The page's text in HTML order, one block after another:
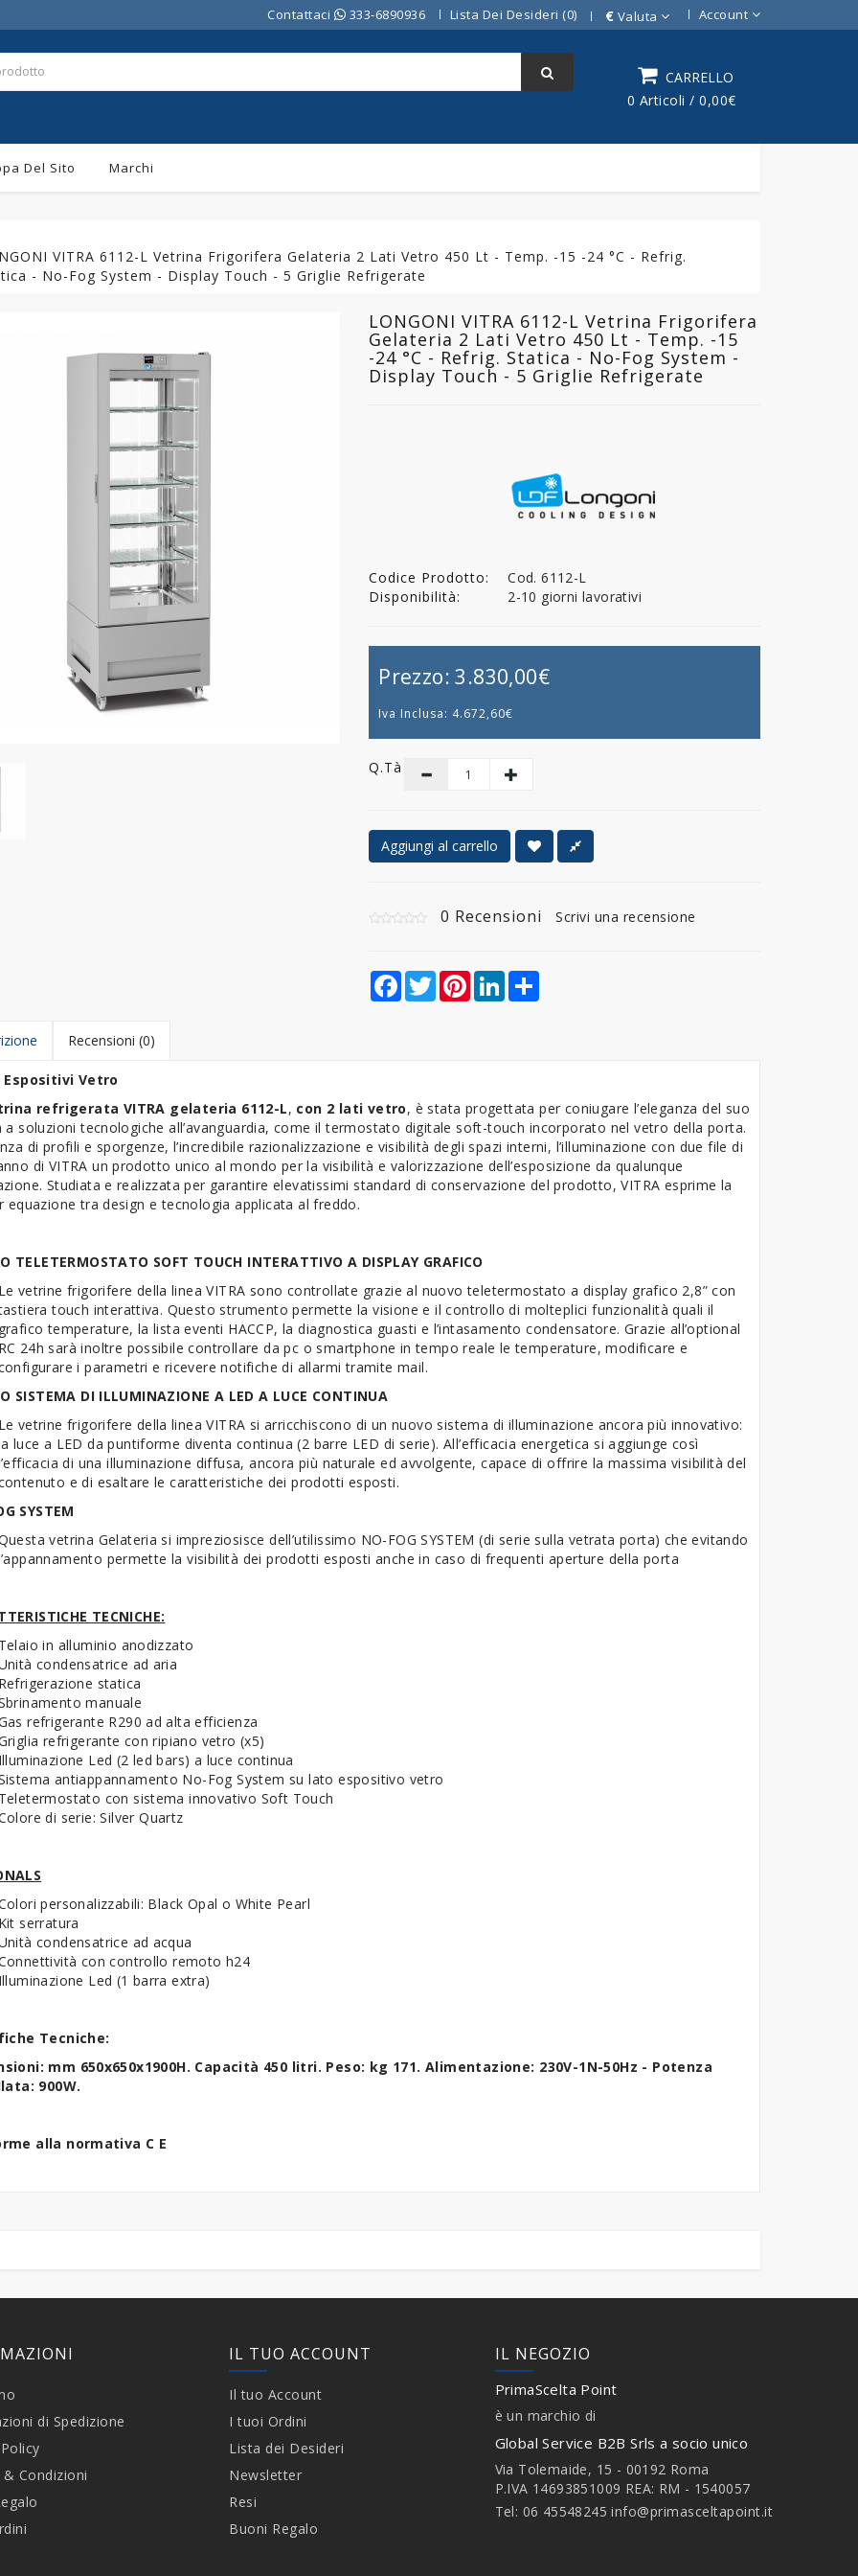
Contattaci 333-6890936 Lista Dei Desideri (0) € Valuta Account
CARRELLO
0 Articoli / 0,00€
Del Sito Marchi
VITRA 6112-L Vetrina Frigorifera Gelateria 2 Lati Vetro 450 Lt - Temp. -15 -24 °C - Refrig.
- No-Fog System - Display Touch - 5 Griglie Refrigerate
LONGONI VITRA 6112-L Vetrina Frigorifera
Gelateria 2 Lati Vetro 450 Lt - Temp. -15
-24 °C - Refrig. Statica - No-Fog System -
Display Touch - 5 Griglie Refrigerate
Codice Prodotto:
Cod. 6112-L
Disponibilità:
2-10 giorni lavorativi
Prezzo:3.830,00€
Iva Inclusa: 4.672,60€
Q.tà
Aggiungi al carrello
0 Recensioni Scrivi una recensione
Facebook
TwitterPinterestLinkedIn
Recensioni (0)
Espositivi Vetro
refrigerata VITRA gelateria 6112-L, con 2 lati vetro, è stata progettata per coniugare l’eleganza del suo
a soluzioni tecnologiche all’avanguardia, come il termostato digitale soft-touch incorporato nel vetro della porta.
di profili e sporgenze, l’incredibile razionalizzazione e visibilità degli spazi interni, l’illuminazione con due file di
di VITRA un prodotto unico al mondo per la visibilità e valorizzazione dell’esposizione da qualunque
Studiata e realizzata per garantire elevatissimi standard di conservazione del prodotto, VITRA esprime la
equazione tra design e tecnologia applicata al freddo.
TELETERMOSTATO SOFT TOUCH INTERATTIVO A DISPLAY GRAFICO
Le vetrine frigorifere della linea VITRA sono controllate grazie al nuovo teletermostato a display grafico 2,8” con
touch interattiva. Questo strumento permette la visione e il controllo di molteplici funzionalità quali il
grafico temperature, la lista eventi HACCP, la diagnostica guasti e l’intasamento condensatore. Grazie all’optional
RC 24h sarà inoltre possibile controllare da pc o smartphone in tempo reale le temperature, modificare e
i parametri e ricevere notifiche di allarmi tramite mail.
SISTEMA DI ILLUMINAZIONE A LED A LUCE CONTINUA
Le vetrine frigorifere della linea VITRA si arricchiscono di un nuovo sistema di illuminazione ancora più innovativo:
luce a LED da puntiforme diventa continua (2 barre LED di serie). All’efficacia energetica si aggiunge così
di una illuminazione diffusa, ancora più naturale ed avvolgente, capace di offrire la massima visibilità del
e di esaltare le caratteristiche dei prodotti esposti.
SYSTEM
vetrina Gelateria si impreziosisce dell’utilissimo NO-FOG SYSTEM (di serie sulla vetrata porta) che evitando
permette la visibilità dei prodotti esposti anche in caso di frequenti aperture della porta
TECNICHE:
Telaio in alluminio anodizzato
condensatrice ad aria
Refrigerazione statica
manuale
refrigerante R290 ad alta efficienza
refrigerante con ripiano vetro (x5)
Illuminazione Led (2 led bars) a luce continua
antiappannamento No-Fog System su lato espositivo vetro
Teletermostato con sistema innovativo Soft Touch
di serie: Silver Quartz
personalizzabili: Black Opal o White Pearl
Kit serratura
condensatrice ad acqua
con controllo remoto h24
Illuminazione Led (1 barra extra)
Tecniche:
mm 650x650x1900H. Capacità 450 litri. Peso: kg 171. Alimentazione: 230V-1N-50Hz - Potenza
900W.
alla normativa C E
di Spedizione
& Condizioni
IL TUO ACCOUNT
Il tuo Account
I tuoi Ordini
Lista dei Desideri
Newsletter
Resi
Buoni Regalo
IL NEGOZIO
PrimaScelta Point
è un marchio di
Global Service B2B Srls a socio unico
Via Tolemaide, 15 - 00192 Roma
P.IVA 14693851009 REA: RM - 1540057
Tel: 06 45548245info@primasceltapoint.it